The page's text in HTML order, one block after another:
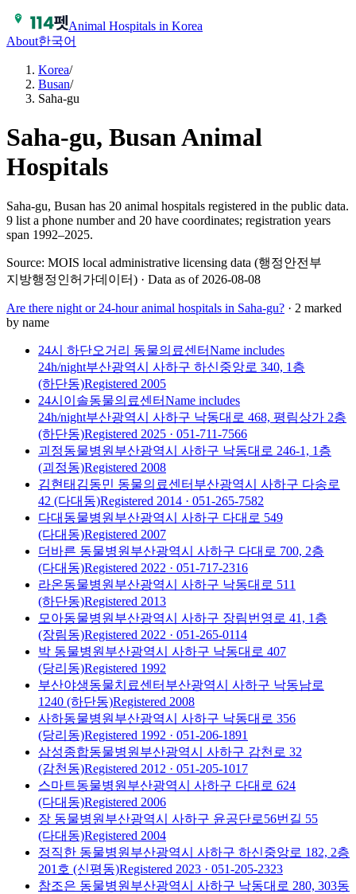
Animal Hospitals in Korea
About한국어
Korea/
Busan/
Saha-gu
Saha-gu, BusanAnimal
Hospitals
Saha-gu, Busan has 20 animal hospitals registered in the public data.
9 list a phone number and 20 have coordinates; registration years
span 1992–2025.
Source: MOIS local administrative licensing data (행정안전부
지방행정인허가데이터) · Data as of 2026-08-08
Are there night or 24-hour animal hospitals in Saha-gu? · 2 marked
by name
24시 하단오거리 동물의료센터Name includes
24h/night부산광역시 사하구 하신중앙로 340, 1층
(하단동)Registered 2005
24시이솔동물의료센터Name includes
24h/night부산광역시 사하구 낙동대로 468, 평림상가 2층
(하단동)Registered 2025 · 051-711-7566
괴정동물병원 부산광역시 사하구 낙동대로 246-1, 1층
(괴정동)Registered 2008
김현태김동민 동물의료센터 부산광역시 사하구 다송로
42 (다대동)Registered 2014 · 051-265-7582
다대동물병원 부산광역시 사하구 다대로 549
(다대동)Registered 2007
더바른 동물병원 부산광역시 사하구 다대로 700, 2층
(다대동)Registered 2022 · 051-717-2316
라온동물병원 부산광역시 사하구 낙동대로 511
(하단동)Registered 2013
모아동물병원 부산광역시 사하구 장림번영로 41, 1층
(장림동)Registered 2022 · 051-265-0114
박 동물병원 부산광역시 사하구 낙동대로 407
(당리동)Registered 1992
부산야생동물치료센터 부산광역시 사하구 낙동남로
1240 (하단동)Registered 2008
사하동물병원 부산광역시 사하구 낙동대로 356
(당리동)Registered 1992 · 051-206-1891
삼성종합동물병원 부산광역시 사하구 감천로 32
(감천동)Registered 2012 · 051-205-1017
스마트동물병원 부산광역시 사하구 다대로 624
(다대동)Registered 2006
장 동물병원 부산광역시 사하구 윤공단로56번길 55
(다대동)Registered 2004
정직한 동물병원 부산광역시 사하구 하신중앙로 182, 2층
201호 (신평동)Registered 2023 · 051-205-2323
참조은 동물병원 부산광역시 사하구 낙동대로 280, 303동